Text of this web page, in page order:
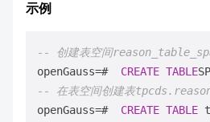
示例
-- 创建表空间
openGauss=# CREATE TABLE
-- 在表空间创建表
openGauss=# CREATE TABLE